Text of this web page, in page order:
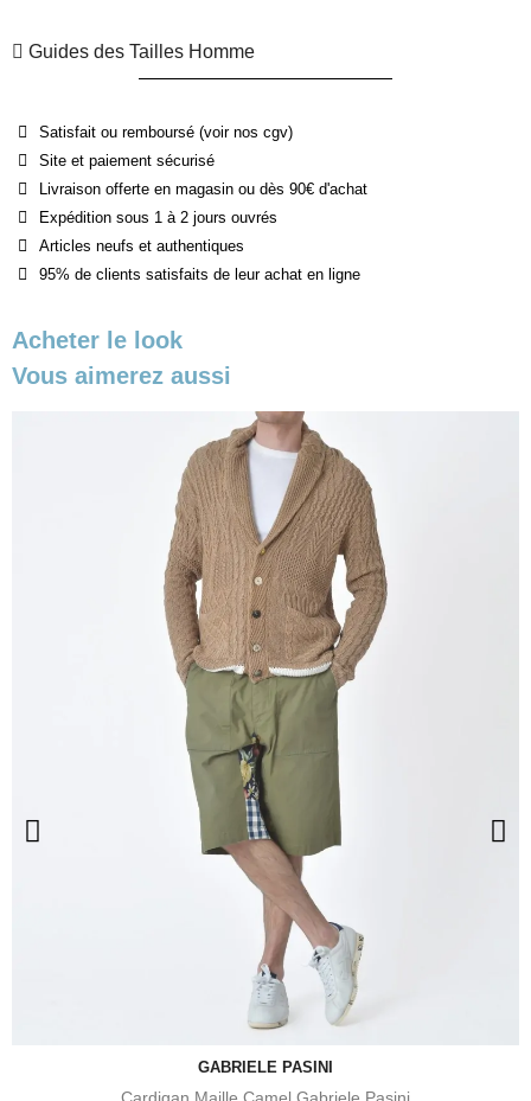
Guides des Tailles Homme
Satisfait ou remboursé (voir nos cgv)
Site et paiement sécurisé
Livraison offerte en magasin ou dès 90€ d'achat
Expédition sous 1 à 2 jours ouvrés
Articles neufs et authentiques
95% de clients satisfaits de leur achat en ligne
Acheter le look
Vous aimerez aussi
GABRIELE PASINI